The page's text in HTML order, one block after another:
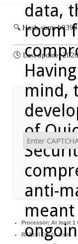
🔍 Hash-sum:
🕓 Last update:
Processor: At least 1
RAM: 4 GB for tools
data,
room
mind,
of
anti-